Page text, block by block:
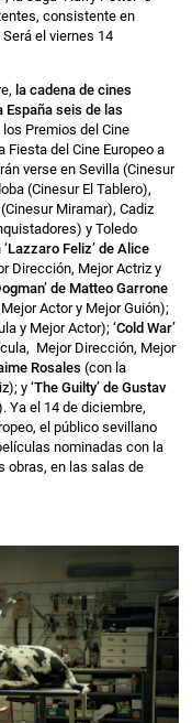
consistente en
el viernes 14
la cadena de cines
seis de las
Premios del Cine
Fiesta del Cine Europeo a
verse en Sevilla (Cinesur
(Cinesur El Tablero),
Miramar), Cadiz
y Toledo
Lazzaro Feliz’ de Alice
Dirección, Mejor Actriz y
de Matteo Garrone
Actor y Mejor Guión);
y Mejor Actor); ‘Cold War’
Mejor Dirección, Mejor
Rosales (con la
y ‘The Guilty’ de Gustav
Ya el 14 de diciembre,
el público sevillano
nominadas con la
obras, en las salas de